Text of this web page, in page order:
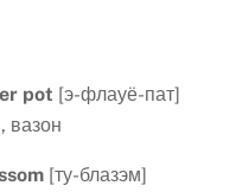
pot [э-флауё-пат]
вазон
[ту-блазэм]